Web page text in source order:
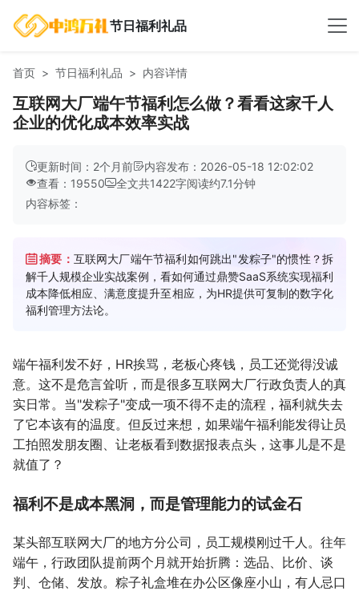
节日福利礼品
首页 节日福利礼品 内容详情
互联网大厂端午节福利怎么做？看看这家千人
企业的优化成本效率实战
更新时间：2个月前
内容发布：2026-05-18 12:02:02
查看：19550
全文共1422字阅读约7.1分钟
内容标签：
摘要： 互联网大厂端午节福利如何跳出"发粽子"的惯性？拆
解千人规模企业实战案例，看如何通过鼎赞SaaS系统实现福利
成本降低相应、满意度提升至相应，为HR提供可复制的数字化
福利管理方法论。
端午福利发不好，HR挨骂，老板心疼钱，员工还觉得没诚
意。这不是危言耸听，而是很多互联网大厂行政负责人的真
实日常。当"发粽子"变成一项不得不走的流程，福利就失去
了它本该有的温度。但反过来想，如果端午福利能发得让员
工拍照发朋友圈、让老板看到数据报表点头，这事儿是不是
就值了？
福利不是成本黑洞，而是管理能力的试金石
某头部互联网大厂的地方分公司，员工规模刚过千人。往年
端午，行政团队提前两个月就开始折腾：选品、比价、谈
判、仓储、发放。粽子礼盒堆在办公区像座小山，有人忌口